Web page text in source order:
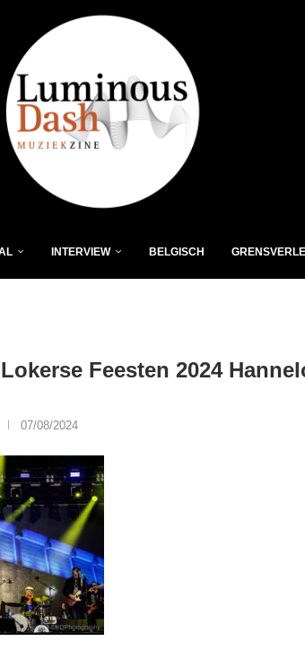
INTERVIEW BELGISCH
Feesten 2024
07/08/2024